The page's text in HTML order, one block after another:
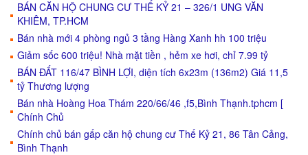
BÁN CĂN HỘ CHUNG CƯ THẾ KỶ 21 – 326/1 UNG VĂN
KHIÊM, TP.HCM
Bán nhà mới 4 phòng ngủ 3 tầng Hàng Xanh hh 100 triệu
Giảm sốc 600 triệu! Nhà mặt tiền , hẻm xe hơi, chỉ 7.99 tỷ
BÁN ĐẤT 116/47 BÌNH LỢI, diện tích 6x23m (136m2) Giá 11,5
tỷ Thương lượng
Bán nhà Hoàng Hoa Thám 220/66/46 ,f5,Bình Thạnh.tphcm [
Chính Chủ
Chính chủ bán gấp căn hộ chung cư Thế Kỷ 21, 86 Tân Cảng,
Bình Thạnh